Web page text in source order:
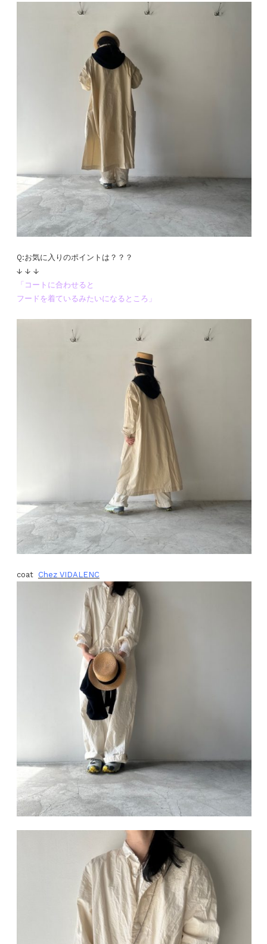
Q:お気に入りのポイントは？？？
↓ ↓ ↓
「コートに合わせると
フードを着ているみたいになるところ」
coat Chez VIDALENC